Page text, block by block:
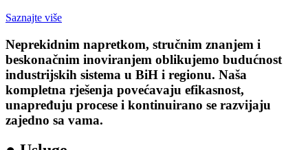
Saznajte više
Neprekidnim napretkom, stručnim znanjem i
beskonačnim inoviranjem oblikujemo budućnost
industrijskih sistema u BiH i regionu. Naša
kompletna rješenja povećavaju efikasnost,
unapređuju procese i kontinuirano se razvijaju
zajedno sa vama.